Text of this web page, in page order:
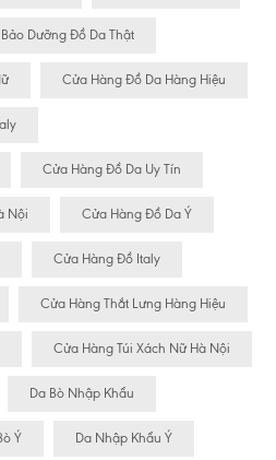
Dưỡng Đồ Da Thật
Cửa Hàng Đồ Da Hàng Hiệu
Cửa Hàng Đồ Da Uy Tín
Nội Cửa Hàng Đồ Da Ý
Cửa Hàng Đồ Italy
Cửa Hàng Thắt Lưng Hàng Hiệu
Cửa Hàng Túi Xách Nữ Hà Nội
Da Bò Nhập Khẩu
Ý Da Nhập Khẩu Ý